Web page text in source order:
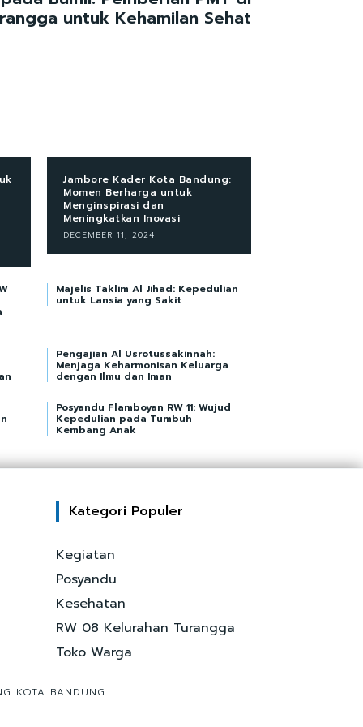
untuk Kehamilan Sehat
Jambore Kader Kota Bandung:
Momen Berharga untuk
Menginspirasi dan
Meningkatkan Inovasi
DECEMBER 11, 2024
Majelis Taklim Al Jihad: Kepedulian
untuk Lansia yang Sakit
Pengajian Al Usrotussakinnah:
Menjaga Keharmonisan Keluarga
dengan Ilmu dan Iman
Posyandu Flamboyan RW 11: Wujud
Kepedulian pada Tumbuh
Kembang Anak
Kategori Populer
Kegiatan
Posyandu
Kesehatan
RW 08 Kelurahan Turangga
Toko Warga
KOTA BANDUNG